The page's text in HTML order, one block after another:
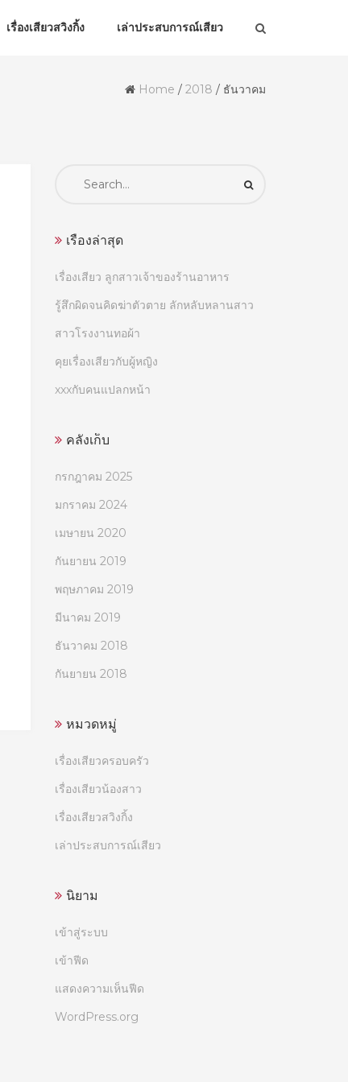
เรื่องเสียวสวิงกิ้ง เล่าประสบการณ์เสียว
Home / 2018 / ธันวาคม
Search
เรื่องล่าสุด
เรื่องเสียว ลูกสาวเจ้าของร้านอาหาร
รู้สึกผิดจนคิดฆ่าตัวตาย ลักหลับหลานสาว
สาวโรงงานทอผ้า
คุยเรื่องเสียวกับผู้หญิง
xxxกับคนแปลกหน้า
คลังเก็บ
กรกฎาคม 2025
มกราคม 2024
เมษายน 2020
กันยายน 2019
พฤษภาคม 2019
มีนาคม 2019
ธันวาคม 2018
กันยายน 2018
หมวดหมู่
เรื่องเสียวครอบครัว
เรื่องเสียวน้องสาว
เรื่องเสียวสวิงกิ้ง
เล่าประสบการณ์เสียว
นิยาม
เข้าสู่ระบบ
เข้าฟีด
แสดงความเห็นฟีด
WordPress.org